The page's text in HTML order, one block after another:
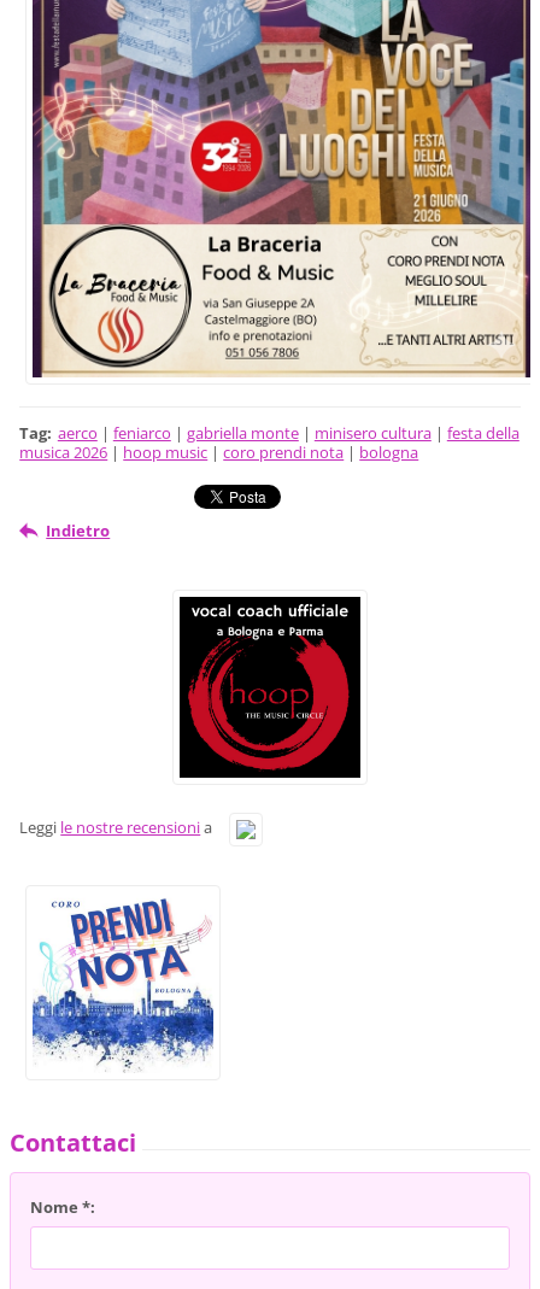
Tag: aerco | feniarco | gabriella monte | minisero cultura | festa della
musica 2026 | hoop music | coro prendi nota | bologna
Indietro
Leggi le nostre recensionia
Contattaci
Nome *: